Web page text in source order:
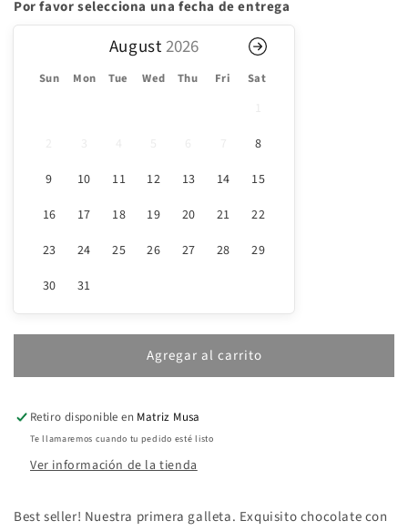
chocolate
chocolate
caramelo
Por favor selecciona una fecha de entrega
August
Sun Mon Tue Wed Thu Fri Sat
8
9
10 11 12 13 14
15
16
17 18 19 20 21
22
23
24 25 26 27 28
29
30
31
Agregar al carrito
Retiro disponible en Matriz Musa
Te llamaremos cuando tu pedido esté listo
Ver información de la tienda
Best seller! Nuestra primera galleta. Exquisito chocolate con